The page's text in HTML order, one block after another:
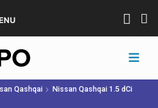
Qashqai
Nissan Qashqai 1.5 dCi